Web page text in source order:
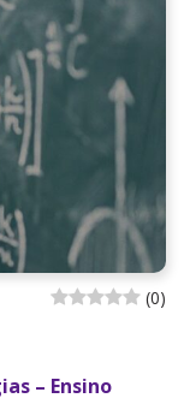
(0)
– Ensino